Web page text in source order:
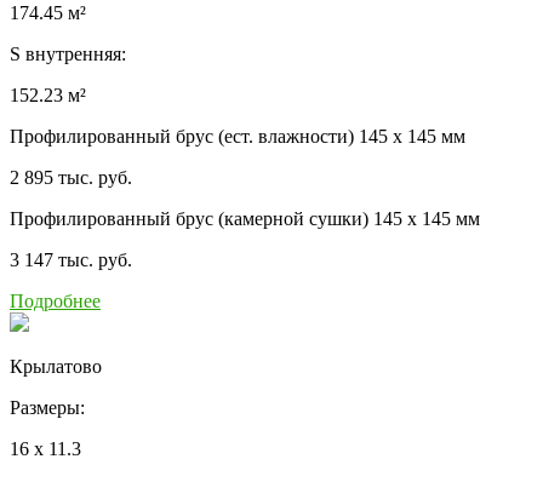
174.45 м²
S внутренняя:
152.23 м²
Профилированный брус (ест. влажности) 145 x 145 мм
2 895 тыс. руб.
Профилированный брус (камерной сушки) 145 x 145 мм
3 147 тыс. руб.
Подробнее
Крылатово
Размеры:
16 x 11.3